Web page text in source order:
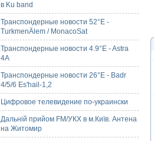
в Ku band
Транспондерные новости 52°E -
TurkmenÄlem / MonacoSat
Транспондерные новости 4.9°E - Astra
4A
Транспондерные новости 26°E - Badr
4/5/6 Es'hail-1,2
Цифровое телевидение по-украински
Дальній прийом FM/УКХ в м.Київ. Антена
на Житомир